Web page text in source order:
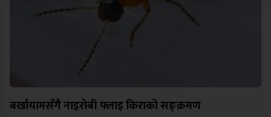
बर्खायामसँगै नाइरोबी फ्लाइ किराको सङ्क्रमण